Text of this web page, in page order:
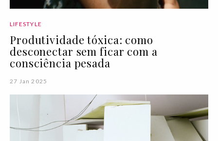
LIFESTYLE
Produtividade tóxica: como
desconectar sem ficar com a
consciência pesada
27 Jan 2025